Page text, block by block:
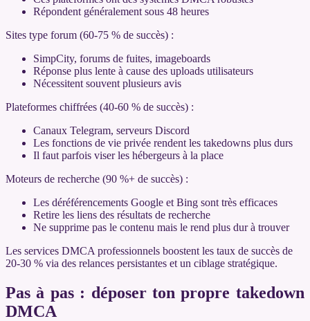
Répondent généralement sous 48 heures
Sites type forum (60-75 % de succès) :
SimpCity, forums de fuites, imageboards
Réponse plus lente à cause des uploads utilisateurs
Nécessitent souvent plusieurs avis
Plateformes chiffrées (40-60 % de succès) :
Canaux Telegram, serveurs Discord
Les fonctions de vie privée rendent les takedowns plus durs
Il faut parfois viser les hébergeurs à la place
Moteurs de recherche (90 %+ de succès) :
Les déréférencements Google et Bing sont très efficaces
Retire les liens des résultats de recherche
Ne supprime pas le contenu mais le rend plus dur à trouver
Les services DMCA professionnels boostent les taux de succès de
20-30 % via des relances persistantes et un ciblage stratégique.
Pas à pas : déposer ton propre takedown
DMCA